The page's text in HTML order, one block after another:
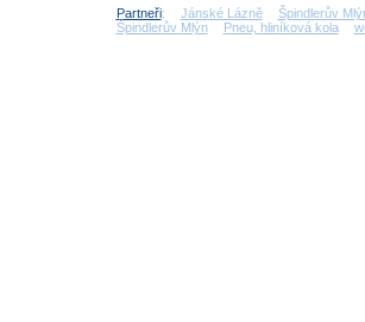
Partneři: Jánské Lázně Špindlerův
Špindlerův Mlýn
Pneu, hliníková kola